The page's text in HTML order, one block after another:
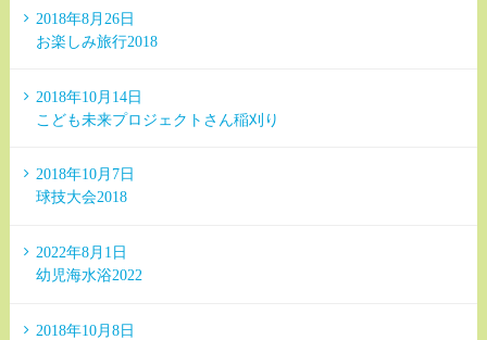
2018年8月26日
お楽しみ旅行2018
2018年10月14日
こども未来プロジェクトさん稲刈り
2018年10月7日
球技大会2018
2022年8月1日
幼児海水浴2022
2018年10月8日